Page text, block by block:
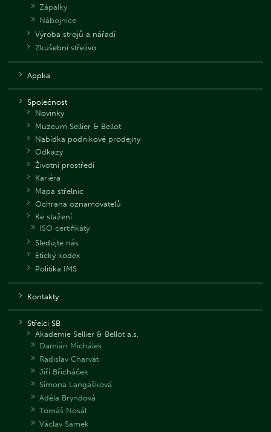
Zápalky
Nábojnice
Výroba strojů a nářadí
Zkušební střelivo
Appka
Společnost
Novinky
Muzeum Sellier & Bellot
Nabídka podnikové prodejny
Odkazy
Životní prostředí
Kariéra
Mapa střelnic
Ochrana oznamovatelů
Ke stažení
ISO certifikáty
Sledujte nás
Etický kodex
Politika IMS
Kontakty
Střelci SB
Akademie Sellier & Bellot a.s.
Damián Michálek
Radislav Charvát
Jiří Břicháček
Simona Langášková
Adéla Bryndová
Tomáš Nosál
Václav Samek